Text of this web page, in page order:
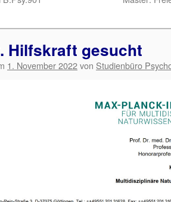
Hilfskraft gesucht
1. November 2022von Studienbüro